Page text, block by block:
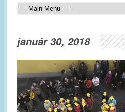
január 30, 2018